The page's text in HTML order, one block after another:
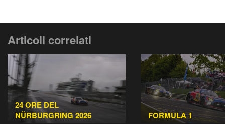
Articoli correlati
24 ORE DEL
NÜRBURGRING 2026
FORMULA 1